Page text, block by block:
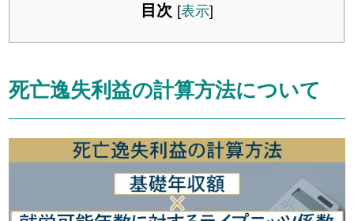
目次 [表示]
死亡逸失利益の計算方法について